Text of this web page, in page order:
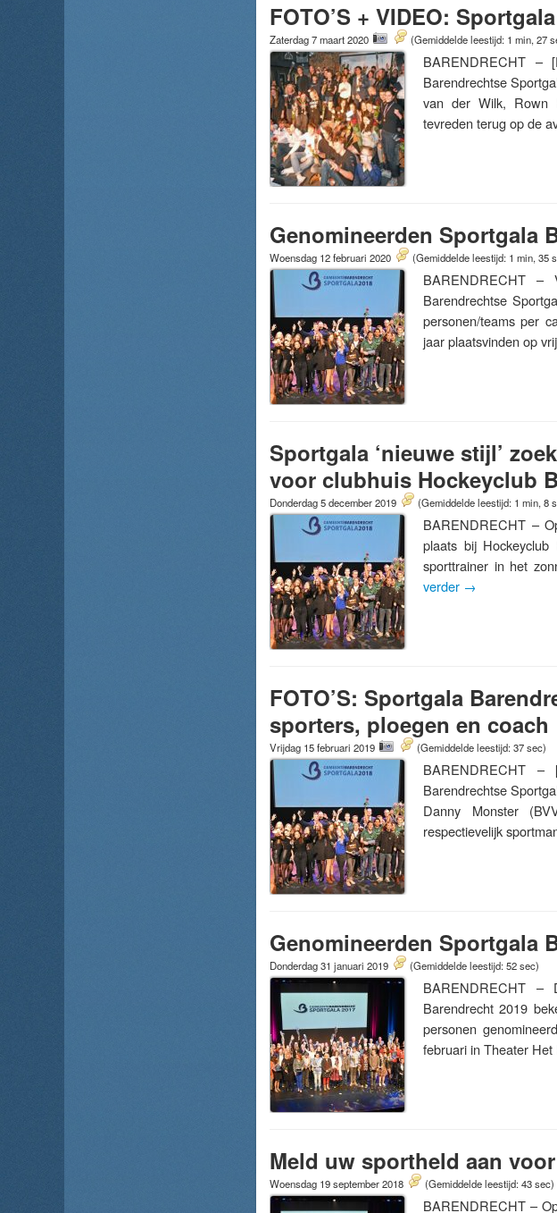
FOTO’S + VIDEO:
Zaterdag 7 maart 2020 (Gemiddelde leestijd: 1 min, 27
BARENDRECHT –
Barendrechtse
van der Wilk, Rown
tevreden terug op de
Genomineerden Sportgala
Woensdag 12 februari 2020 (Gemiddelde leestijd: 1 min, 35
BARENDRECHT –
Barendrechtse
personen/teams per
jaar plaatsvinden op
Sportgala ‘nieuwe stijl’
voor clubhuis Hockeyclub
Donderdag 5 december 2019 (Gemiddelde leestijd: 1 min, 8
BARENDRECHT –
plaats bij
sporttrainer in het
verder →
FOTO’S: Sportgala
sporters, ploegen en coach
Vrijdag 15 februari 2019 (Gemiddelde leestijd: 37 sec)
BARENDRECHT
Barendrechtse
Danny Monster
respectievelijk
Genomineerden Sportgala
Donderdag 31 januari 2019 (Gemiddelde leestijd: 52 sec)
BARENDRECHT –
Barendrecht 2019
personen
februari in Theater
Meld uw sportheld aan
Woensdag 19 september 2018 (Gemiddelde leestijd: 43 sec)
BARENDRECHT –